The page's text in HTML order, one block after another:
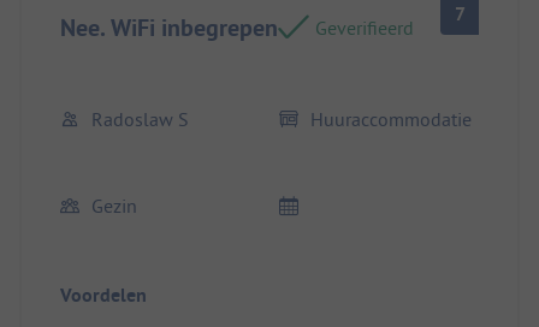
Nee. WiFi inbegrepen Geverifieerd
7
Radoslaw S Huuraccommodatie
Gezin
Voordelen